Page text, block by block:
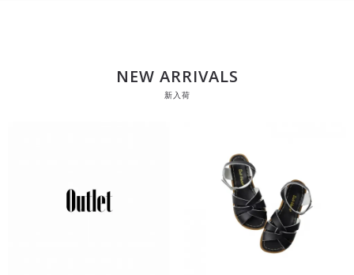
NEW ARRIVALS
新入荷